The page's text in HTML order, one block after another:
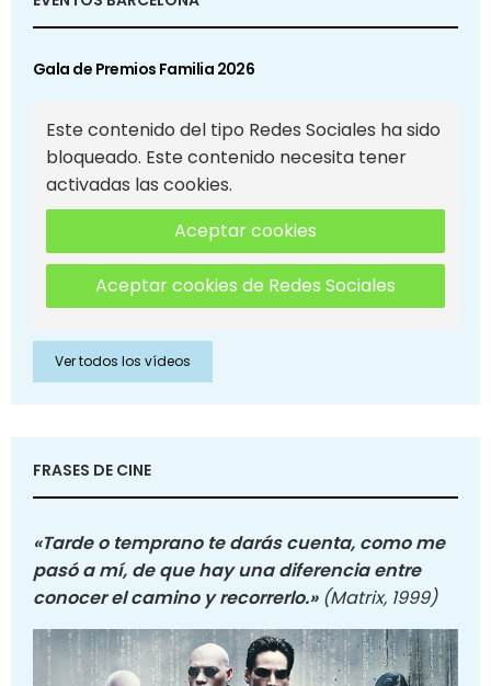
Gala de Premios Familia 2026
Este contenido del tipo Redes Sociales ha sido
bloqueado. Este contenido necesita tener
activadas las cookies.
Aceptar cookies
Aceptar cookies de Redes Sociales
Ver todos los vídeos
FRASES DE CINE
«Tarde o temprano te darás cuenta, como me
pasó a mí, de que hay una diferencia entre
conocer el camino y recorrerlo.» (Matrix, 1999)